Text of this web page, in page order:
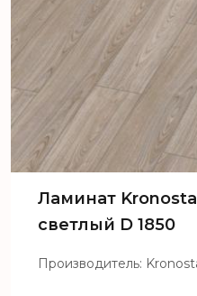
Ламинат
светлый D 1850
Производитель: